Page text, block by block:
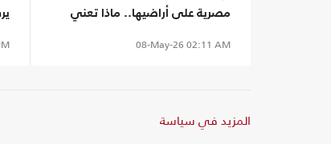
مصرية على أراضيها.. ماذا تعني
08-May-26 02:11 AM
المزيد في سياسة